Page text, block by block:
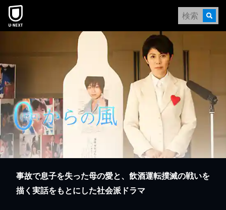
本文へスキップ
事故で息子を失った母の愛と、飲酒運転撲滅の戦いを
描く実話をもとにした社会派ドラマ